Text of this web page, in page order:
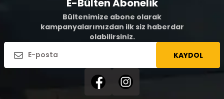
E-Bülten Abonelik
Bültenimize abone olarak
kampanyalarımızdan ilk siz haberdar
olabilirsiniz.
KAYDOL